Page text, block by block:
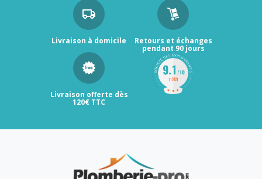
Livraison à domicile Retours et échanges
pendant 90 jours
Livraison offerte dès
120€ TTC